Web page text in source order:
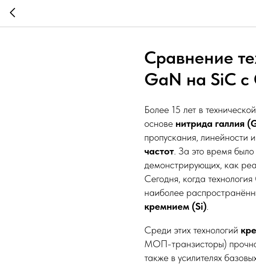
Сравнение
GaN на SiC с
Более 15 лет в
основе нитрида галлия
пропускания, линейности
частот. За это время
демонстрирующих, как
Сегодня, когда
наиболее
кремнием (Si).
Среди этих технологий
МОП-транзисторы)
также в усилителях